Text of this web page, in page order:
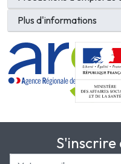
Plus d'informations